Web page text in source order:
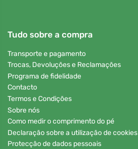
Tudo sobre a compra
Transporte e pagamento
Trocas, Devoluções e Reclamações
Programa de fidelidade
Contacto
Termos e Condições
Sobre nós
Como medir o comprimento do pé
Declaração sobre a utilização de cookies
Protecção de dados pessoais